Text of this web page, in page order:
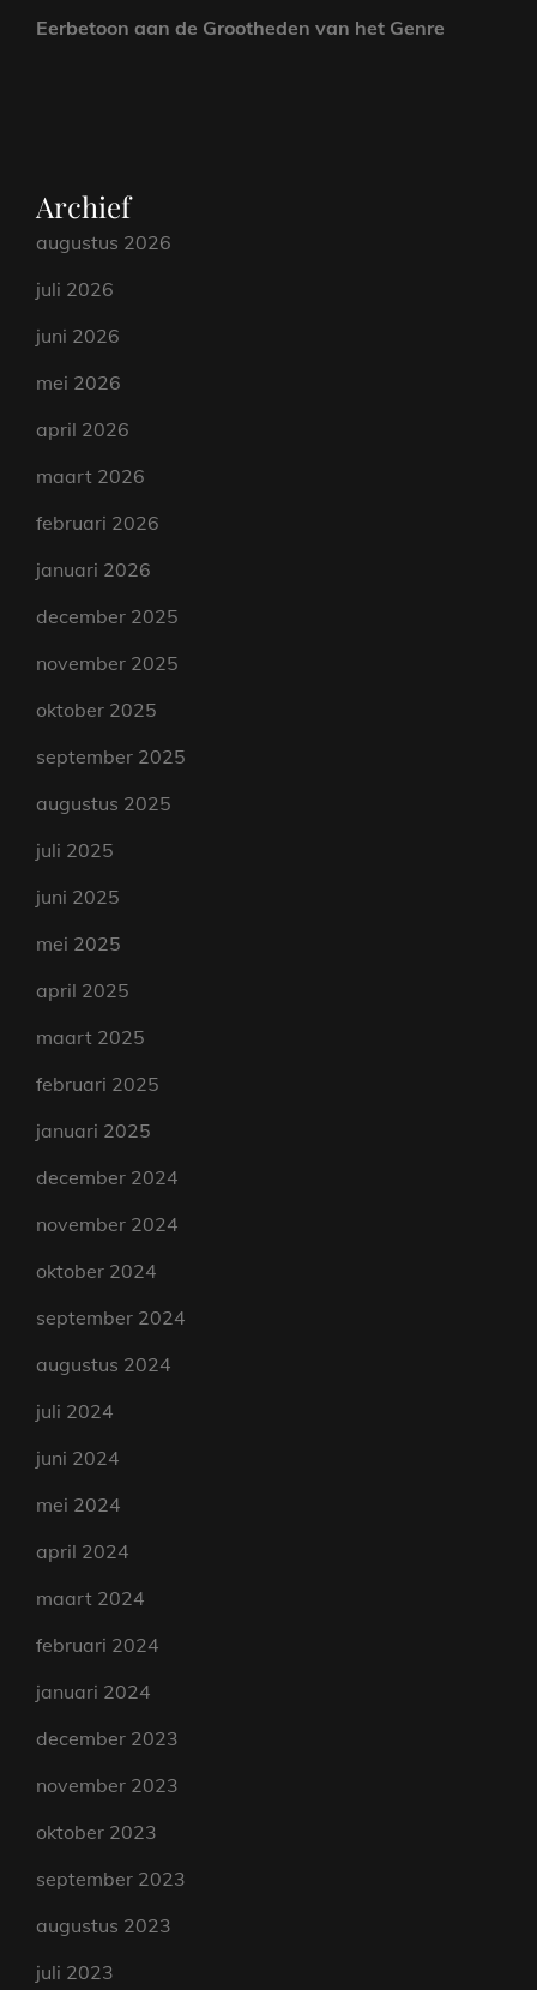
Eerbetoon aan de Grootheden van het Genre
Archief
augustus 2026
juli 2026
juni 2026
mei 2026
april 2026
maart 2026
februari 2026
januari 2026
december 2025
november 2025
oktober 2025
september 2025
augustus 2025
juli 2025
juni 2025
mei 2025
april 2025
maart 2025
februari 2025
januari 2025
december 2024
november 2024
oktober 2024
september 2024
augustus 2024
juli 2024
juni 2024
mei 2024
april 2024
maart 2024
februari 2024
januari 2024
december 2023
november 2023
oktober 2023
september 2023
augustus 2023
juli 2023